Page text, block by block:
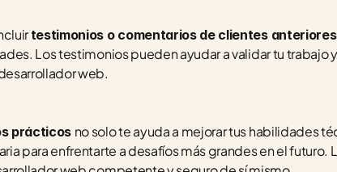
testimonios o comentarios de clientes anteriores
Los testimonios pueden ayudar a validar tu trabajo
web.
prácticos no solo te ayuda a mejorar tus habilidades
para enfrentarte a desafíos más grandes en el futuro.